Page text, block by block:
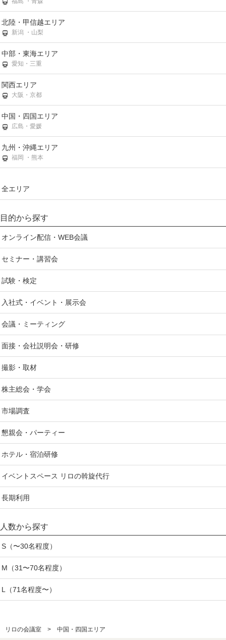
北陸・甲信越エリア
新潟 ・山梨
中部・東海エリア
愛知・三重
関西エリア
大阪・京都
中国・四国エリア
広島・愛媛
九州・沖縄エリア
福岡 ・熊本
全エリア
目的から探す
オンライン配信・WEB会議
セミナー・講習会
試験・検定
入社式・イベント・展示会
会議・ミーティング
面接・会社説明会・研修
撮影・取材
株主総会・学会
市場調査
懇親会・パーティー
ホテル・宿泊研修
イベントスペース リロの斡旋代行
長期利用
人数から探す
S（〜30名程度）
M（31〜70名程度）
L（71名程度〜）
リロの会議室 中国・四国エリア